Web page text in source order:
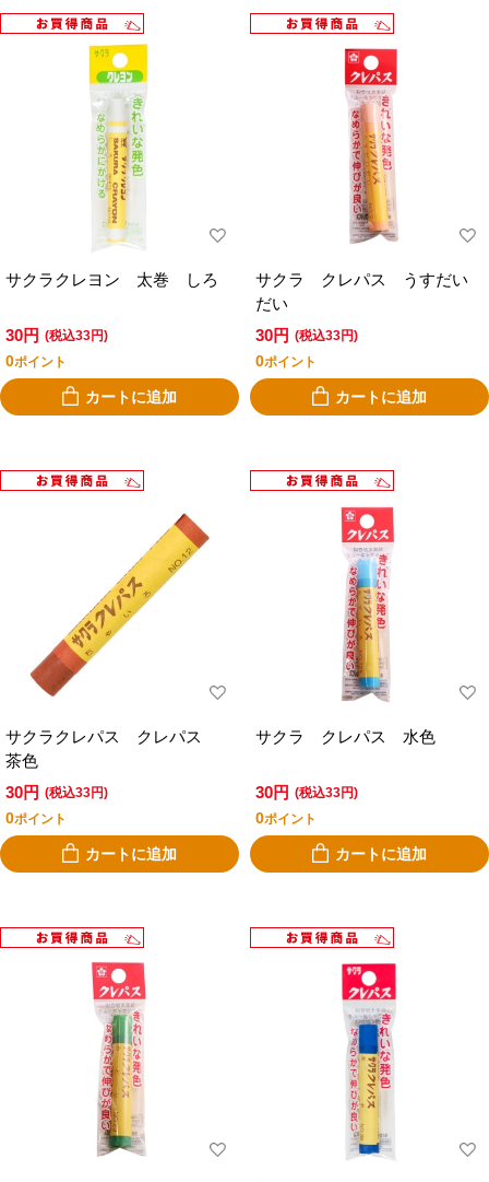
サクラクレヨン 太巻 しろ
30円 (税込33円)
0ポイント
カートに追加
サクラ クレパス うすだい
だい
30円 (税込33円)
0ポイント
カートに追加
サクラクレパス クレパス
茶色
30円 (税込33円)
0ポイント
カートに追加
サクラ クレパス 水色
30円 (税込33円)
0ポイント
カートに追加